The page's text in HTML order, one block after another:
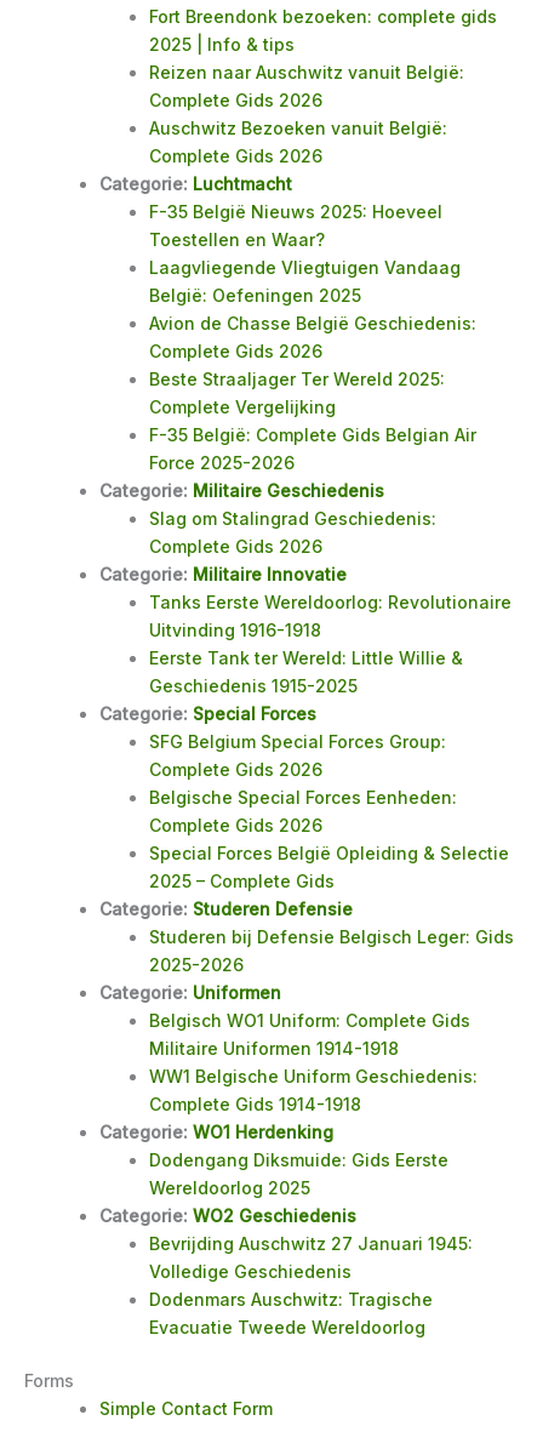
Fort Breendonk bezoeken: complete gids
2025 | Info & tips
Reizen naar Auschwitz vanuit België:
Complete Gids 2026
Auschwitz Bezoeken vanuit België:
Complete Gids 2026
Categorie: Luchtmacht
F-35 België Nieuws 2025: Hoeveel
Toestellen en Waar?
Laagvliegende Vliegtuigen Vandaag
België: Oefeningen 2025
Avion de Chasse België Geschiedenis:
Complete Gids 2026
Beste Straaljager Ter Wereld 2025:
Complete Vergelijking
F-35 België: Complete Gids Belgian Air
Force 2025-2026
Categorie: Militaire Geschiedenis
Slag om Stalingrad Geschiedenis:
Complete Gids 2026
Categorie: Militaire Innovatie
Tanks Eerste Wereldoorlog: Revolutionaire
Uitvinding 1916-1918
Eerste Tank ter Wereld: Little Willie &
Geschiedenis 1915-2025
Categorie: Special Forces
SFG Belgium Special Forces Group:
Complete Gids 2026
Belgische Special Forces Eenheden:
Complete Gids 2026
Special Forces België Opleiding & Selectie
2025 – Complete Gids
Categorie: Studeren Defensie
Studeren bij Defensie Belgisch Leger: Gids
2025-2026
Categorie: Uniformen
Belgisch WO1 Uniform: Complete Gids
Militaire Uniformen 1914-1918
WW1 Belgische Uniform Geschiedenis:
Complete Gids 1914-1918
Categorie: WO1 Herdenking
Dodengang Diksmuide: Gids Eerste
Wereldoorlog 2025
Categorie: WO2 Geschiedenis
Bevrijding Auschwitz 27 Januari 1945:
Volledige Geschiedenis
Dodenmars Auschwitz: Tragische
Evacuatie Tweede Wereldoorlog
Forms
Simple Contact Form